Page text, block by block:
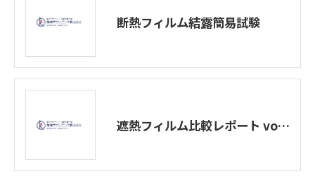
断熱フィルム結露簡易試験
遮熱フィルム比較レポート vol.1